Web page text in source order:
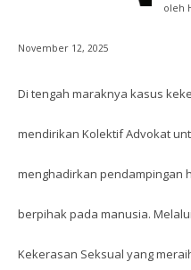
oleh
November 12, 2025
Di tengah maraknya kasus
mendirikan Kolektif Advokat
menghadirkan pendampingan
berpihak pada manusia.
Kekerasan Seksual yang